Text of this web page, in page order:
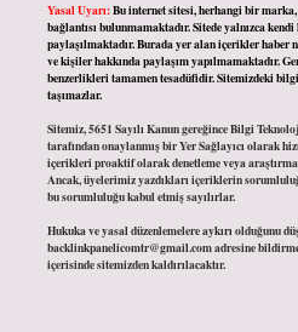
Yasal Uyarı:Bu internet sitesi, herhangi bir
bağlantısı bulunmamaktadır. Sitede yalnızca kendi
paylaşılmaktadır. Burada yer alan içerikler haber
ve kişiler hakkında paylaşım yapılmamaktadır.
benzerlikleri tamamen tesadüfidir. Sitemizdeki
taşımazlar.
Sitemiz, 5651 Sayılı Kanun gereğince Bilgi
tarafından onaylanmış bir Yer Sağlayıcı olarak
içerikleri proaktif olarak denetleme veya
Ancak, üyelerimiz yazdıkları içeriklerin
bu sorumluluğu kabul etmiş sayılırlar.
Hukuka ve yasal düzenlemelere aykırı olduğunu
backlinkpanelicomtr@gmail.comadresine
içerisinde sitemizden kaldırılacaktır.